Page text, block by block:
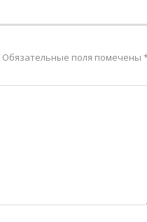
Обязательные поля помечены